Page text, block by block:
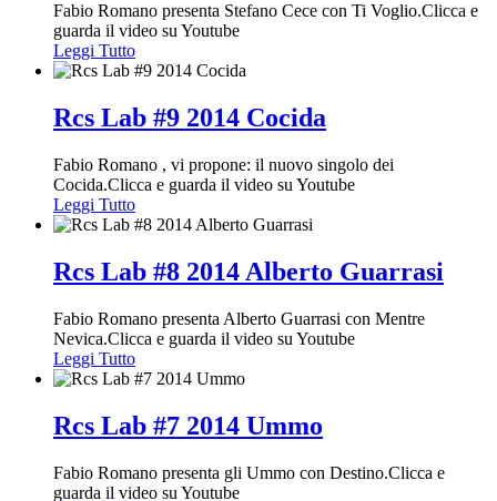
Fabio Romano presenta Stefano Cece con Ti Voglio.Clicca e
guarda il video su Youtube
Leggi Tutto
Rcs Lab #9 2014 Cocida
Fabio Romano , vi propone: il nuovo singolo dei
Cocida.Clicca e guarda il video su Youtube
Leggi Tutto
Rcs Lab #8 2014 Alberto Guarrasi
Fabio Romano presenta Alberto Guarrasi con Mentre
Nevica.Clicca e guarda il video su Youtube
Leggi Tutto
Rcs Lab #7 2014 Ummo
Fabio Romano presenta gli Ummo con Destino.Clicca e
guarda il video su Youtube